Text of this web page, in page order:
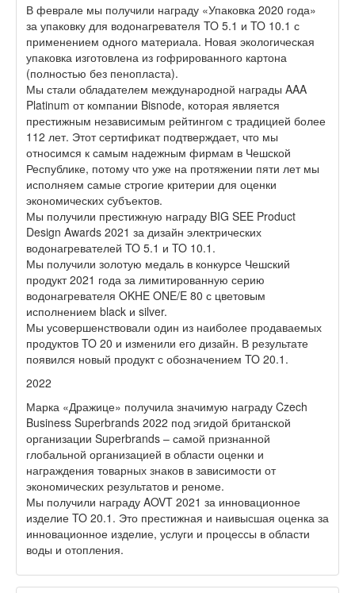
В феврале мы получили награду «Упаковка 2020 года»
за упаковку для водонагревателя TO 5.1 и TO 10.1 с
применением одного материала. Новая экологическая
упаковка изготовлена из гофрированного картона
(полностью без пенопласта).
Мы стали обладателем международной награды AAA
Platinum от компании Bisnode, которая является
престижным независимым рейтингом с традицией более
112 лет. Этот сертификат подтверждает, что мы
относимся к самым надежным фирмам в Чешской
Республике, потому что уже на протяжении пяти лет мы
исполняем самые строгие критерии для оценки
экономических субъектов.
Мы получили престижную награду BIG SEE Product
Design Awards 2021 за дизайн электрических
водонагревателей TO 5.1 и TO 10.1.
Мы получили золотую медаль в конкурсе Чешский
продукт 2021 года за лимитированную серию
водонагревателя OKHE ONE/E 80 с цветовым
исполнением black и silver.
Мы усовершенствовали один из наиболее продаваемых
продуктов TO 20 и изменили его дизайн. В результате
появился новый продукт с обозначением TO 20.1.
2022
Марка «Дражице» получила значимую награду Czech
Business Superbrands 2022 под эгидой британской
организации Superbrands – самой признанной
глобальной организацией в области оценки и
награждения товарных знаков в зависимости от
экономических результатов и реноме.
Мы получили награду AOVT 2021 за инновационное
изделие TO 20.1. Это престижная и наивысшая оценка за
инновационное изделие, услуги и процессы в области
воды и отопления.